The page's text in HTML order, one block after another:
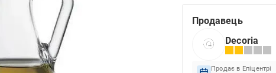
Продавець
Decoria
Продає в Епіцентрі